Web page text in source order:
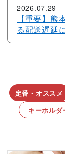
定番・オススメ
キーホルダ